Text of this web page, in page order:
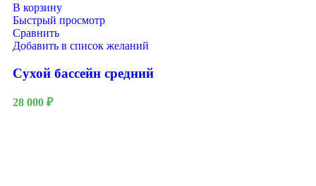
В корзину
Быстрый просмотр
Сравнить
Добавить в список желаний
Сухой бассейн средний
28 000 ₽